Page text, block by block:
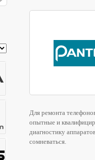
Для ремонта
опытные и
диагностику
сомневаться.